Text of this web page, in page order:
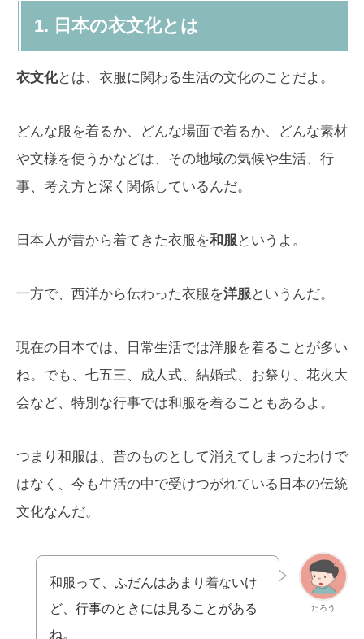
1. 日本の衣文化とは
衣文化とは、衣服に関わる生活の文化のことだよ。
どんな服を着るか、どんな場面で着るか、どんな素材
や文様を使うかなどは、その地域の気候や生活、行
事、考え方と深く関係しているんだ。
日本人が昔から着てきた衣服を和服 というよ。
一方で、西洋から伝わった衣服を洋服 というんだ。
現在の日本では、日常生活では洋服を着ることが多い
ね。でも、七五三、成人式、結婚式、お祭り、花火大
会など、特別な行事では和服を着ることもあるよ。
つまり和服は、昔のものとして消えてしまったわけで
はなく、今も生活の中で受けつがれている日本の伝統
文化なんだ。
たろう
和服って、ふだんはあまり着ないけ
ど、行事のときには見ることがある
ね。